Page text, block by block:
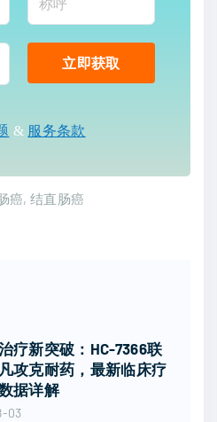
& 服务条款
癌 结直肠癌
疗新突破：HC-7366联
攻克耐药，最新临床疗
据详解
03